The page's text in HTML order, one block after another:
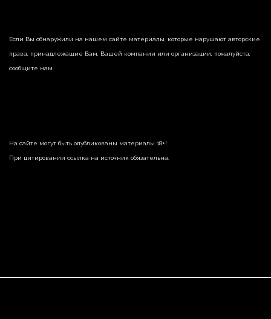
Если Вы обнаружили на нашем сайте материалы, которые нарушают авторские
права, принадлежащие Вам, Вашей компании или организации, пожалуйста,
сообщите нам.
На сайте могут быть опубликованы материалы 18+!
При цитировании ссылка на источник обязательна.